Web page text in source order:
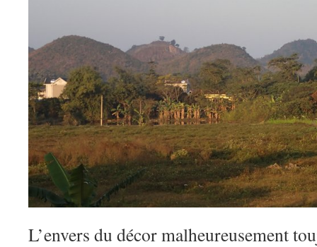
L’envers du décor malheureusement